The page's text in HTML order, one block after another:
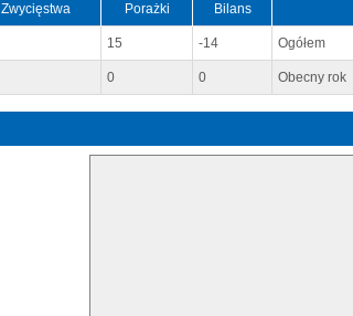
Zwycięstwa Porażki Bilans
15 -14 Ogółem
0 0 Obecny rok